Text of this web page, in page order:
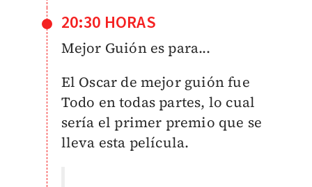
20:30 HORAS
Mejor Guión es para...
El Oscar de mejor guión fue
Todo en todas partes, lo cual
sería el primer premio que se
lleva esta película.